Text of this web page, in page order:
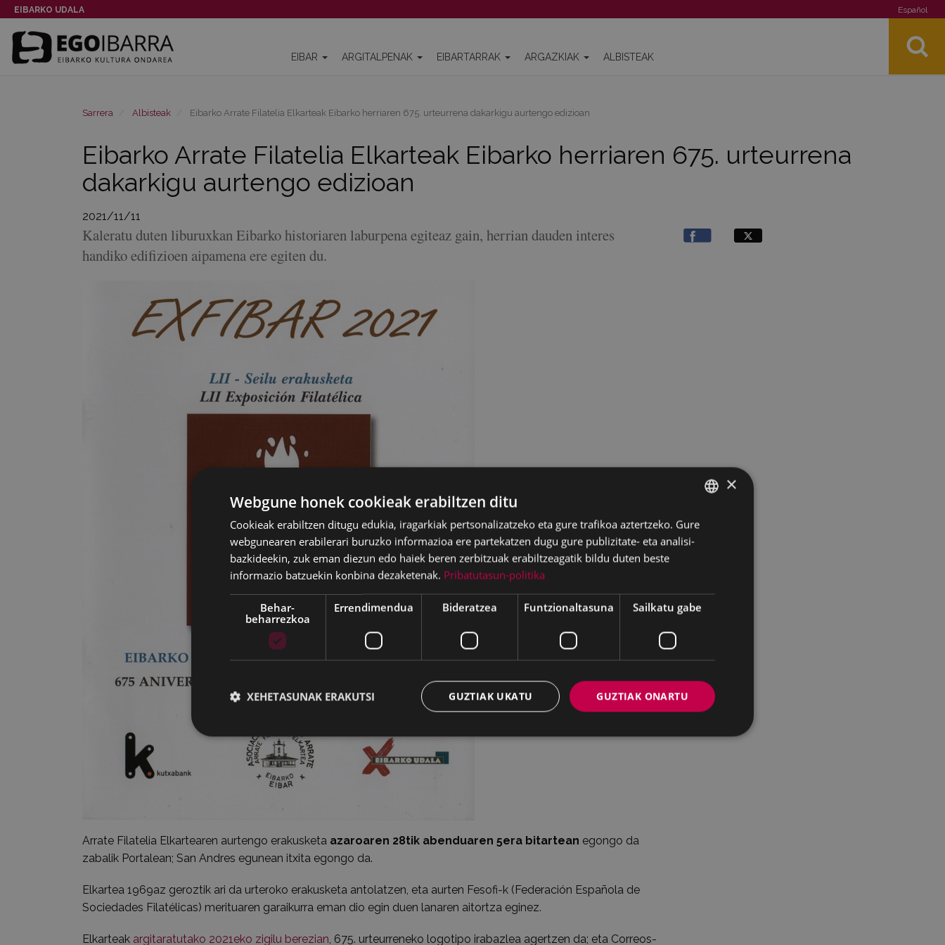
EIBARKO UDALA Español
EIBAR ARGITALPENAK EIBARTARRAK ARGAZKIAK ALBISTEAK
Sarrera Albisteak Eibarko Arrate Filatelia Elkarteak Eibarko herriaren 675. urteurrena dakarkigu aurtengo edizioan
Eibarko Arrate Filatelia Elkarteak Eibarko herriaren 675. urteurrena
dakarkigu aurtengo edizioan
2021/11/11
Kaleratu duten liburuxkan Eibarko historiaren laburpena egiteaz gain, herrian dauden interes
handiko edifizioen aipamena ere egiten du.
Arrate Filatelia Elkartearen aurtengo erakusketa azaroaren 28tik abenduaren 5era bitartean egongo da
zabalik Portalean; San Andres egunean itxita egongo da.
Elkartea 1969az geroztik ari da urteroko erakusketa antolatzen, eta aurten Fesofi-k (Federación Española de
Sociedades Filatélicas) merituaren garaikurra eman dio egin duen lanaren aitortza eginez.
Elkarteak argitaratutako 2021eko zigilu berezian , 675. urteurreneko logotipo irabazlea agertzen da; eta Correos-
BASQUE
SPANISH
×
Webgune honek cookieak erabiltzen ditu
Cookieak erabiltzen ditugu edukia, iragarkiak pertsonalizatzeko eta gure trafikoa aztertzeko. Gure
webgunearen erabilerari buruzko informazioa ere partekatzen dugu gure publizitate- eta analisi-
bazkideekin, zuk eman diezun edo haiek beren zerbitzuak erabiltzeagatik bildu duten beste
informazio batzuekin konbina dezaketenak. Pribatutasun-politika
Behar-
beharrezkoa
Errendimendua Bideratzea Funtzionaltasuna Sailkatu gabe
GUZTIAK ONARTU
GUZTIAK UKATU
XEHETASUNAK ERAKUTSI